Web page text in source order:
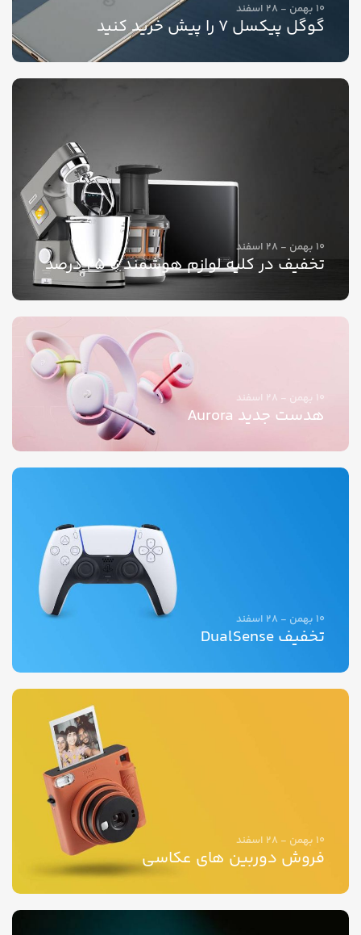
10 بهمن - 28 اسفند
گوگل پیکسل 7 را پیش خرید کنید
10 بهمن - 28 اسفند
تخفیف در کلیه لوازم هوشمند تا 25 درصد
10 بهمن - 28 اسفند
هدست جدید Aurora
10 بهمن - 28 اسفند
تخفیف DualSense
10 بهمن - 28 اسفند
فروش دوربین های عکاسی